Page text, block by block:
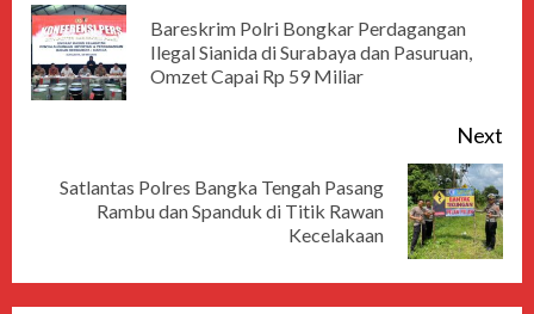
Bareskrim Polri Bongkar Perdagangan
Ilegal Sianida di Surabaya dan Pasuruan,
Omzet Capai Rp 59 Miliar
Next
Satlantas Polres Bangka Tengah Pasang
Rambu dan Spanduk di Titik Rawan
Kecelakaan